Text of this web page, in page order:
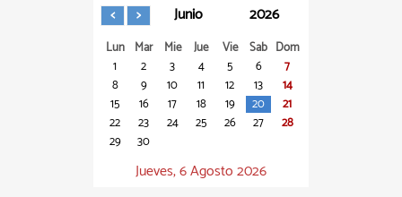
Junio 2026
Lun Mar Mie Jue Vie Sab Dom
1
2 3 4 5 6
7
8
9 10 11 12 13
14
15
16 17 18 19 20
21
22
23 24 25 26 27
28
29
30
Jueves, 6 Agosto 2026